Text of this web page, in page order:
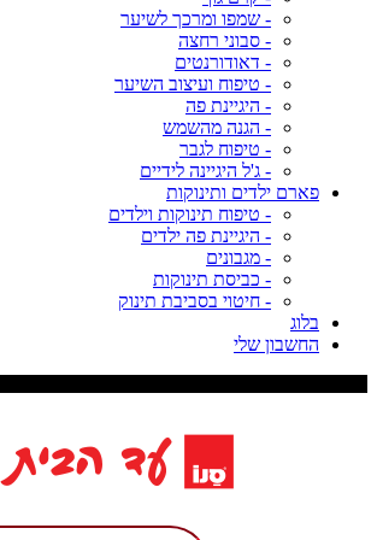
- שמפו ומרכך לשיער
- סבוני רחצה
- דאודורנטים
- טיפוח ועיצוב השיער
- היגיינת פה
- הגנה מהשמש
- טיפוח לגבר
- ג'ל היגיינה לידיים
פארם ילדים ותינוקות
- טיפוח תינוקות וילדים
- היגיינת פה ילדים
- מגבונים
- כביסת תינוקות
- חיטוי בסביבת תינוק
בלוג
החשבון שלי